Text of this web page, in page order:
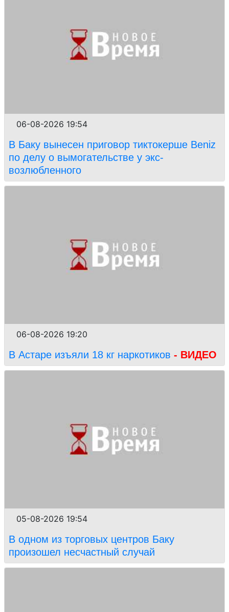
06-08-2026 19:54
В Баку вынесен приговор тиктокерше Beniz
по делу о вымогательстве у экс-
возлюбленного
06-08-2026 19:20
В Астаре изъяли 18 кг наркотиков - ВИДЕО
05-08-2026 19:54
В одном из торговых центров Баку
произошел несчастный случай